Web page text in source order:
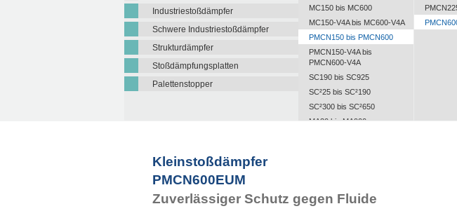
Industriestoßdämpfer
Schwere Industriestoßdämpfer
Strukturdämpfer
Stoßdämpfungsplatten
Palettenstopper
MC150 bis MC600
MC150-V4A bis MC600-V4A
PMCN150 bis PMCN600
PMCN150-V4A bis
PMCN600-V4A
SC190 bis SC925
SC²25 bis SC²190
SC²300 bis SC²650
MA30 bis MA900
Kleinstoßdämpfer
PMCN600EUM
Zuverlässiger Schutz gegen Fluide